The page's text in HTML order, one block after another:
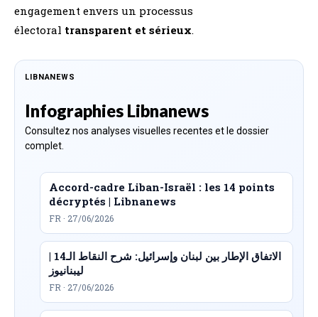
engagement envers un processus
électoral transparent et sérieux.
LIBNANEWS
Infographies Libnanews
Consultez nos analyses visuelles recentes et le dossier
complet.
Accord-cadre Liban-Israël : les 14 points
décryptés | Libnanews
FR · 27/06/2026
الاتفاق الإطار بين لبنان وإسرائيل: شرح النقاط الـ14 |
ليبنانيوز
FR · 27/06/2026